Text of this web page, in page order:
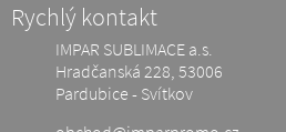
Rychlý kontakt
IMPAR SUBLIMACE a.s.
Hradčanská 228, 53006
Pardubice - Svítkov